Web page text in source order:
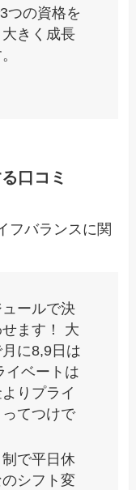
つの資格を
きく成長
口コミ
フバランスに関
ールで決
ます！ 大
に8,9日は
イベートは
りプライ
てつけで
で平日休
シフト変